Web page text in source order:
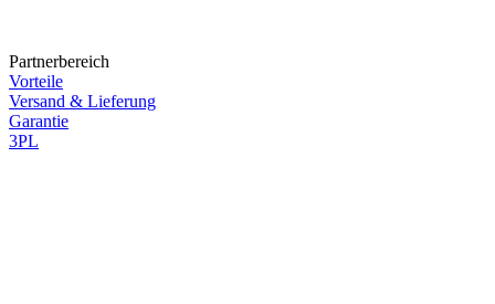
Partnerbereich
Vorteile
Versand & Lieferung
Garantie
3PL